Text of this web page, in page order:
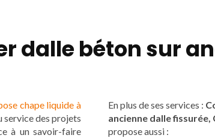
dalle béton sur
chape liquide à
service des projets
à un savoir-faire
En plus de ses services :
ancienne dalle
propose aussi :